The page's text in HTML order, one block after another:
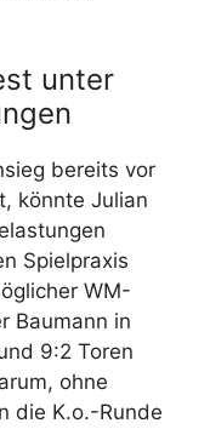
unter
bereits vor
könnte Julian
Spielpraxis
WM-
Baumann in
9:2 Toren
ohne
die K.o.-Runde